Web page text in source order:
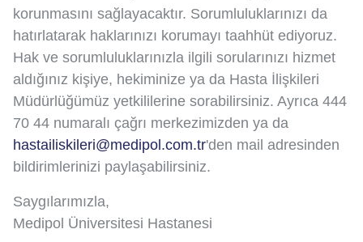
korunmasını sağlayacaktır. Sorumluluklarınızı da
hatırlatarak haklarınızı korumayı taahhüt ediyoruz.
Hak ve sorumluluklarınızla ilgili sorularınızı hizmet
aldığınız kişiye, hekiminize ya da Hasta İlişkileri
Müdürlüğümüz yetkililerine sorabilirsiniz. Ayrıca 444
70 44 numaralı çağrı merkezimizden ya da
hastailiskileri@medipol.com.tr'den mail adresinden
bildirimlerinizi paylaşabilirsiniz.
Saygılarımızla,
Medipol Üniversitesi Hastanesi